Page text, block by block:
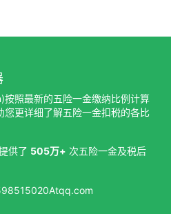
按照最新的五险一金缴纳比例计算
您更详细了解五险一金扣税的各比
供了 505万+ 次五险一金及税后